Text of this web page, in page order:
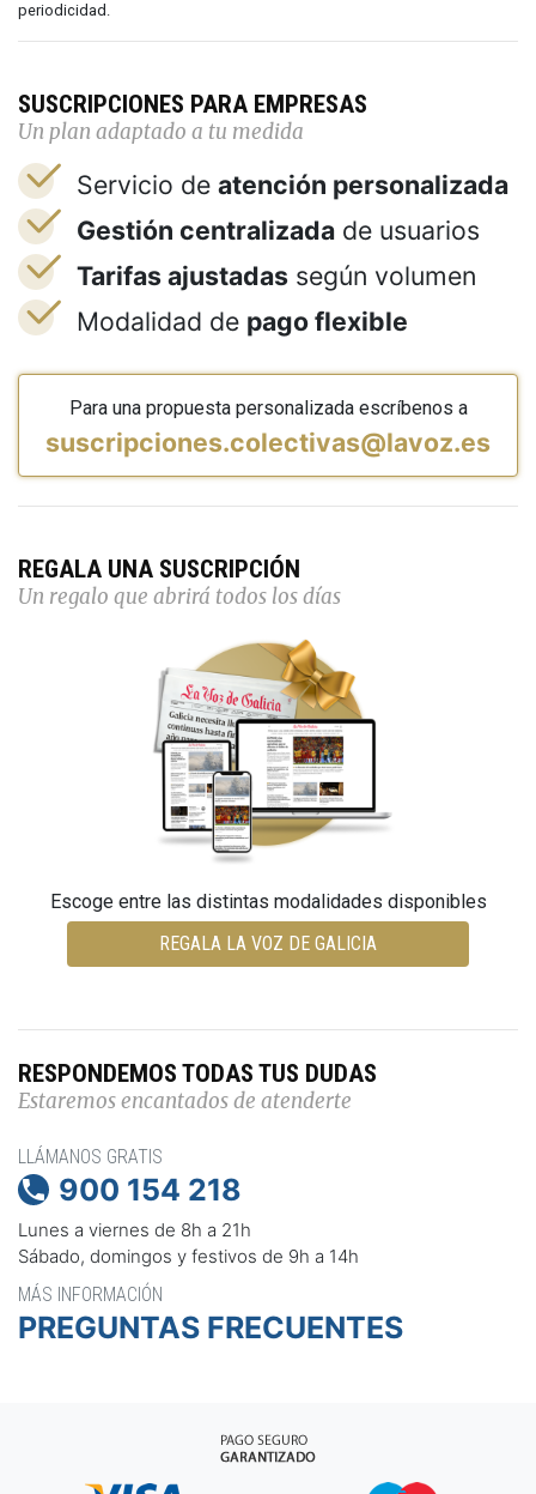
periodicidad.
SUSCRIPCIONES PARA EMPRESAS
Un plan adaptado a tu medida
Servicio de atención personalizada
Gestión centralizada de usuarios
Tarifas ajustadas según volumen
Modalidad de pago flexible
Para una propuesta personalizada escríbenos a
suscripciones.colectivas@lavoz.es
REGALA UNA SUSCRIPCIÓN
Un regalo que abrirá todos los días
Escoge entre las distintas modalidades disponibles
REGALA LA VOZ DE GALICIA
RESPONDEMOS TODAS TUS DUDAS
Estaremos encantados de atenderte
LLÁMANOS GRATIS
 900 154 218
Lunes a viernes de 8h a 21h
Sábado, domingos y festivos de 9h a 14h
MÁS INFORMACIÓN
PREGUNTAS FRECUENTES